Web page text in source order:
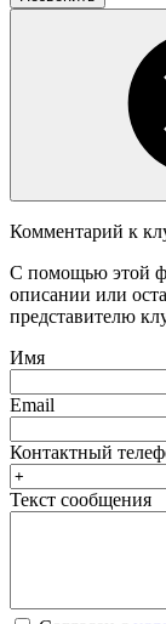
Комментарий к
С помощью этой
описании или
представителю
Имя
Email
Контактный
Текст сообщения